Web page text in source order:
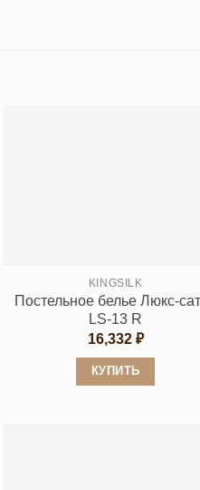
KINGSILK
Постельное белье Люкс-
LS-13 R
16,332 ₽
КУПИТЬ